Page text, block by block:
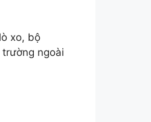
xo, bộ
ngoài